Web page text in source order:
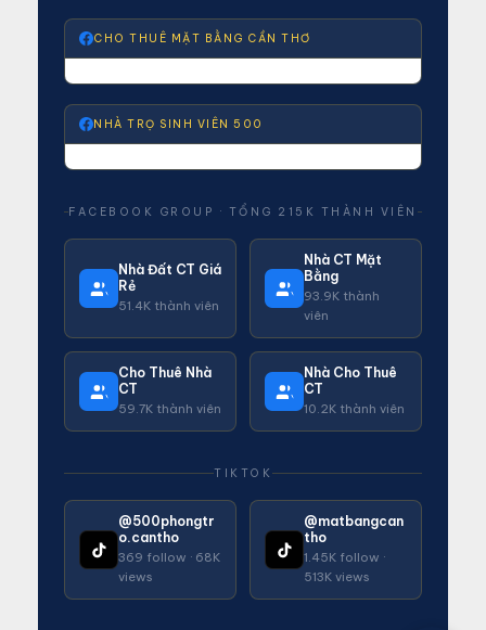
CHO THUÊ MẶT BẰNG CẦN THƠ
NHÀ TRỌ SINH VIÊN 500
FACEBOOK GROUP · TỔNG 215K THÀNH VIÊN
Nhà Đất CT Giá
Rẻ
51.4K thành viên
Nhà CT Mặt
Bằng
93.9K thành
viên
Cho Thuê Nhà
CT
59.7K thành viên
Nhà Cho Thuê
CT
10.2K thành viên
TIKTOK
@500phongtr
o.cantho
369 follow · 68K
views
@matbangcan
tho
1.45K follow ·
513K views